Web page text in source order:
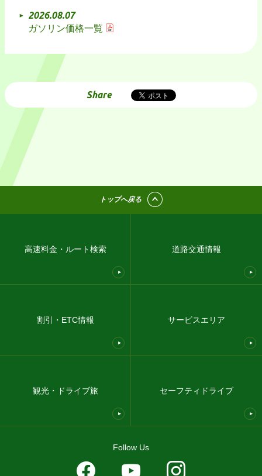
2026.08.07
ガソリン価格一覧
Share
トップへ戻る
高速料金・ルート検索 道路交通情報
割引・ETC情報 サービスエリア
観光・ドライブ旅 セーフティドライブ
Follow Us